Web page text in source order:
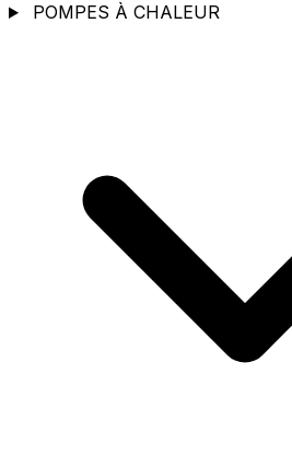
POMPES À CHALEUR